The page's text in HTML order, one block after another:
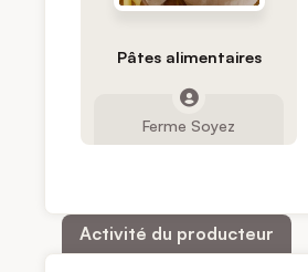
Pâtes alimentaires
Ferme Soyez
Activité du producteur